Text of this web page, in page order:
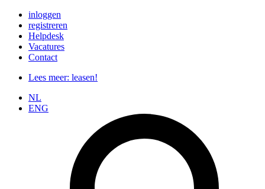
naar
inhoud
inloggen
registreren
Helpdesk
Vacatures
Contact
Lees meer: leasen!
NL
ENG